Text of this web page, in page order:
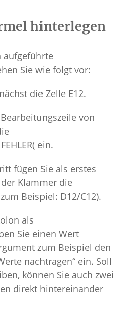
hinterlegen
aufgeführte
Sie wie folgt vor:
die Zelle E12.
von
ein.
fügen Sie als erstes
Klammer die
Beispiel: D12/C12).
als
Sie einen Wert
zum Beispiel den
nachtragen“ ein. Soll
können Sie auch zwei
direkt hintereinander